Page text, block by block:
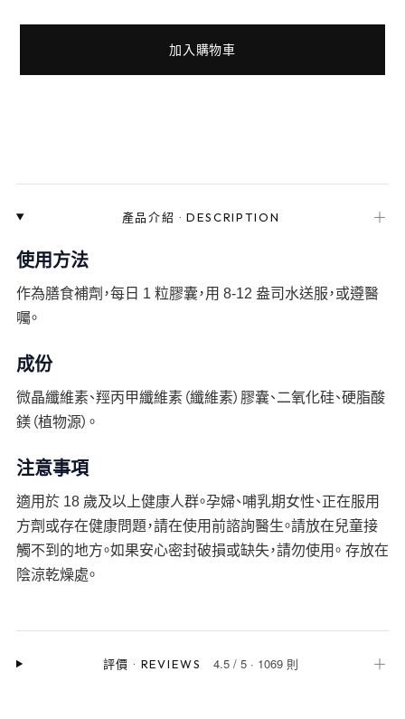
加入購物車
產品介紹 ·DESCRIPTION ＋
使用方法
作為膳食補劑，每日 1 粒膠囊，用 8-12 盎司水送服，或遵醫
囑。
成份
微晶纖維素、羥丙甲纖維素（纖維素）膠囊、二氧化硅、硬脂酸
鎂（植物源）。
注意事項
適用於 18 歲及以上健康人群。孕婦、哺乳期女性、正在服用
方劑或存在健康問題，請在使用前諮詢醫生。請放在兒童接
觸不到的地方。如果安心密封破損或缺失，請勿使用。 存放在
陰涼乾燥處。
評價 · REVIEWS 4.5 /5 · 1069 則 ＋